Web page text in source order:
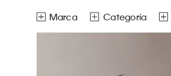
Marca